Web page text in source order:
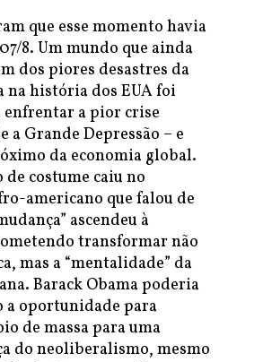
que esse momento havia
8. Um mundo que ainda
dos piores desastres da
história dos EUA foi
enfrentar a pior crise
a Grande Depressão – e
da economia global.
costume caiu no
americano que falou de
ascendeu à
transformar não
mas a “mentalidade” da
Barack Obama poderia
oportunidade para
de massa para uma
do neoliberalismo, mesmo